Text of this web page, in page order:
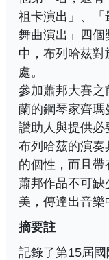
祖卡演出」、
舞曲演出」四
中，布列哈茲對
處。
參加蕭邦大賽之
蘭的鋼琴家齊瑪
讚助人與提供必
布列哈茲的演奏
的個性，而且
蕭邦作品不可
美，傳達出音樂
摘要註
記錄了第15屆